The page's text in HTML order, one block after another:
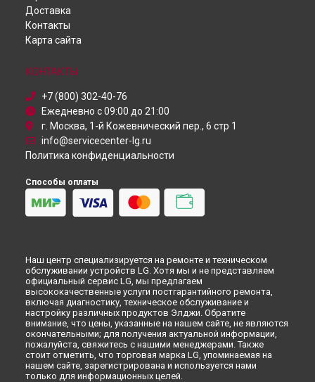
Ремонт монитора LG в
Ремонт монитора LG в
Ремонт монитора LG в
Ремонт монитора LG в
Проектор
Посудомоечная машина
Монитор
Кондиционер
Доставка
Контакты
Карта сайта
КОНТАКТЫ
+7 (800) 302-40-76
Ежедневно с 09:00 до 21:00
г. Москва, 1-й Кожевнический пер., 6 стр 1
info@servicecenter-lg.ru
Политика конфиденциальности
Способы оплаты
Наш центр специализируется на ремонте и техническом
обслуживании устройств LG. Хотя мы и не представляем
официальный сервис LG, мы предлагаем
высококачественные услуги постгарантийного ремонта,
включая диагностику, техническое обслуживание и
настройку различных продуктов Элджи. Обратите
внимание, что цены, указанные на нашем сайте, не являются
окончательными; для получения актуальной информации,
пожалуйста, свяжитесь с нашими менеджерами. Также
стоит отметить, что торговая марка LG, упоминаемая на
нашем сайте, зарегистрирована и используется нами
только для информационных целей.